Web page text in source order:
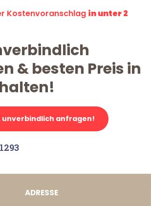
Kostenvoranschlag in unter 2
& besten Preis in
unverbindlich anfragen!
ADRESSE